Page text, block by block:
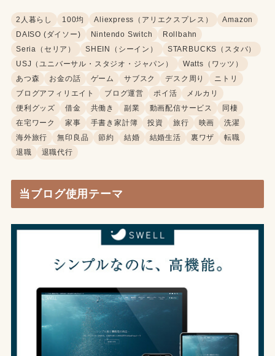
2人暮らし 100均 Aliexpress（アリエクスプレス）
Amazon
DAISO (ダイソー)
Nintendo Switch
Rollbahn
Seria（セリア）
SHEIN（シーイン）
STARBUCKS（スタバ）
USJ（ユニバーサル・スタジオ・ジャパン）
Watts（ワッツ）
あつ森
お金の話 ゲーム サブスク デスク周り
ニトリ
ブログアフィリエイト
ブログ運営 ポイ活
メルカリ
便利グッズ
借金 共働き 副業 動画配信サービス
同棲
在宅ワーク
家事 手書き家計簿 投資 旅行 映画
洗濯
海外旅行
無印良品 節約 結婚 結婚生活 裏ワザ
転職
退職
退職代行
当ブログ使用テーマ